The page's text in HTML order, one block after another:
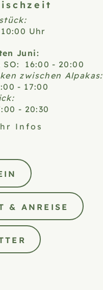
Uhr
Juni:
SO: 16:00 - 20:00
zwischen Alpakas:
- 17:00
- 20:30
Infos
& ANREISE